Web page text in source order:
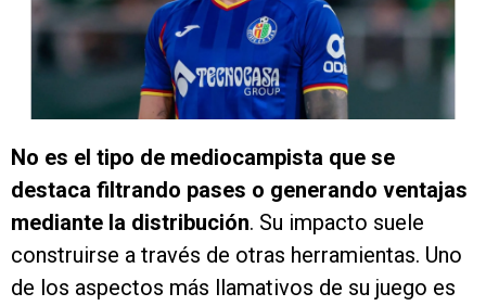
No es el tipo de mediocampista que se
destaca filtrando pases o generando ventajas
mediante la distribución. Su impacto suele
construirse a través de otras herramientas. Uno
de los aspectos más llamativos de su juego es